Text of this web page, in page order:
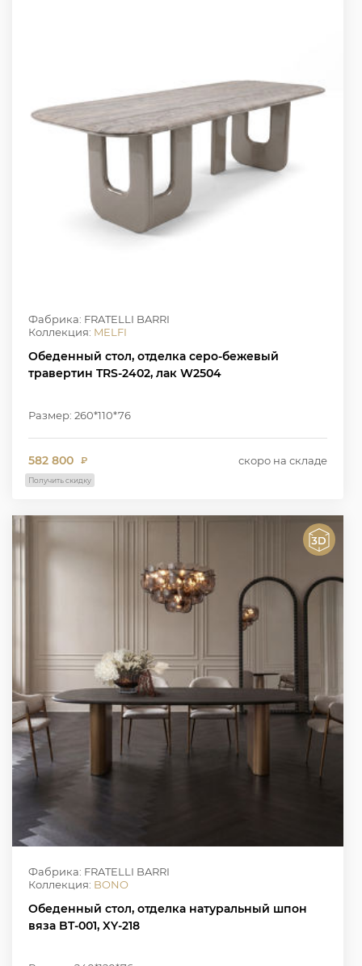
Фабрика: FRATELLI BARRI
Коллекция: MELFI
Обеденный стол, отделка серо-бежевый
травертин TRS-2402, лак W2504
Размер: 260*110*76
582 800 ₽ скоро на складе
Получить скидку
Фабрика: FRATELLI BARRI
Коллекция: BONO
Обеденный стол, отделка натуральный шпон
вяза BT-001, XY-218